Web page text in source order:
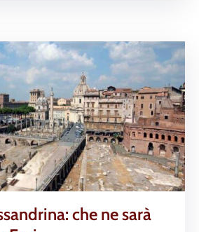
che ne sarà